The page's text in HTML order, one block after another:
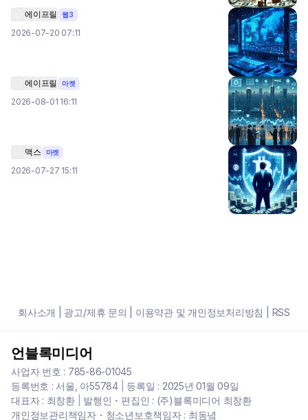
에이프릴 웹3
2026-07-20 07:11
에이프릴 마켓
2026-08-01 16:11
맥스 마켓
2026-07-27 15:11
회사소개 광고/제휴 문의 이용약관 및 개인정보처리방침 RSS
언블록미디어
사업자 번호 : 785-86-01045
등록번호 : 서울, 아55784| 등록일 : 2025년 01월 09일
대표자 : 최창환| 발행인・편집인 : (주)블록미디어 최창환
개인정보관리책임자・청소년보호책임자 : 최동녘